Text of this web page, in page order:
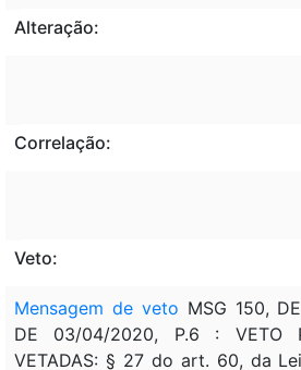
Alteração:
Correlação:
Veto:
Mensagem de veto MSG 150,
DE 03/04/2020, P.6 : VETO
VETADAS: § 27 do art. 60, da